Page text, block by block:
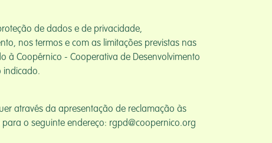
de dados e de privacidade,
nos termos e com as limitações previstas nas
à Coopérnico - Cooperativa de Desenvolvimento
indicado.
através da apresentação de reclamação às
o seguinte endereço: rgpd@coopernico.org